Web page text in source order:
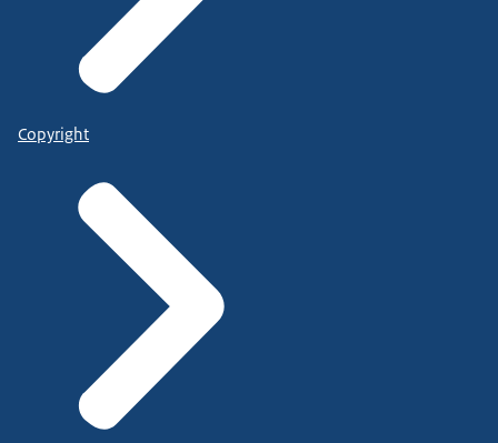
Copyright